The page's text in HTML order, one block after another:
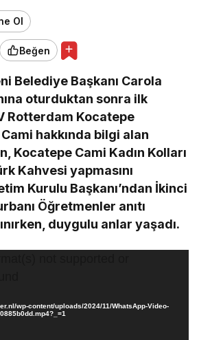
Ol
Beğen
Belediye Başkanı Carola
oturduktan sonra ilk
Rotterdam Kocatepe
Cami hakkında bilgi alan
Kocatepe Cami Kadın Kolları
Kahvesi yapmasını
Kurulu Başkanı’ndan İkinci
Öğretmenler anıtı
duygulu anlar yaşadı.
wp-content/uploads/2024/11/WhatsApp-Video-